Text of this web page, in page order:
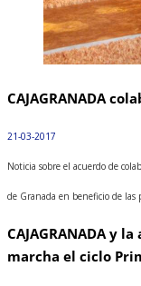
CAJAGRANADA
21-03-2017
Noticia sobre el acuerdo de
de Granada en beneficio de las
CAJAGRANADA y
marcha el ciclo